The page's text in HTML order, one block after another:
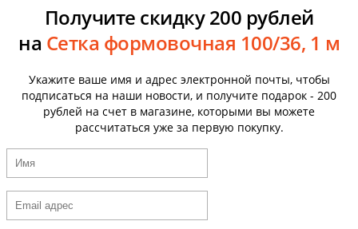
Получите скидку 200 рублей
на Сетка формовочная 100/36, 1 м
Укажите ваше имя и адрес электронной почты, чтобы
подписаться на наши новости, и получите подарок - 200
рублей на счет в магазине, которыми вы можете
рассчитаться уже за первую покупку.